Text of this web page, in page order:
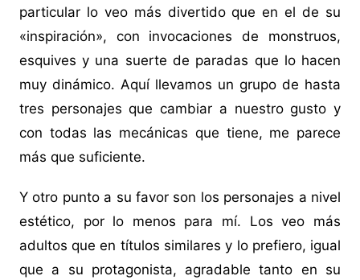
particular lo veo más divertido que en el de su
«inspiración», con invocaciones de monstruos,
esquives y una suerte de paradas que lo hacen
muy dinámico. Aquí llevamos un grupo de hasta
tres personajes que cambiar a nuestro gusto y
con todas las mecánicas que tiene, me parece
más que suficiente.
Y otro punto a su favor son los personajes a nivel
estético, por lo menos para mí. Los veo más
adultos que en títulos similares y lo prefiero, igual
que a su protagonista, agradable tanto en su